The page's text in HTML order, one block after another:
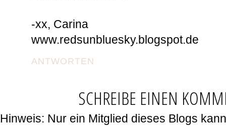
-xx, Carina
www.redsunbluesky.blogspot.de
ANTWORTEN
SCHREIBE EINEN
Hinweis: Nur ein Mitglied dieses Blogs